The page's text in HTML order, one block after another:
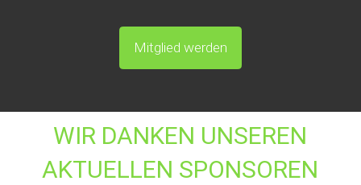
Mitglied werden
WIR DANKEN UNSEREN
AKTUELLEN SPONSOREN